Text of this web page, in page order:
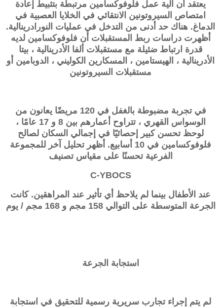
يعتقد أن آلية عمل فلوفوكسامين مرتبطة بتثبيط إعادة
امتصاص السيروتونين الانتقائي في الخلايا العصبية في
الدماغ. هناك حد أدنى من التدخل في عمليات النورادرينالية.
أظهرت دراسات ربط المستقبلات أن فلوفوكسامين لديه
قدرة ارتباط ضئيلة مع مستقبلات ألفا الأدرينالية ، بيتا
الأدرينالية ، الهيستامين ، المسكارين الكوليني ، الدوبامين أو
مستقبلات السيروتونين
في تجربة مضبوطة بالغفل في 120 مريضًا يعانون من
الوسواس القهري ، تتراوح أعمارهم بين 8 و 17 عامًا ،
لوحظ تحسن كبير إحصائيًا في إجمالي السكان لصالح
فلوفوكسامين في 10 أسابيع. أظهر تحليل آخر للمجموعة
الفرعية تحسنًا على مقياس تصنيف
C-YBOCS
عند الأطفال بينما لم يلاحظ أي تأثير عند المراهقين. كانت
الجرعة المتوسطة على التوالي 158 مجم و 168 مجم / يوم
استجابة الجرعة
لم يتم إجراء تجارب سريرية رسمية للتحقيق في استجابة